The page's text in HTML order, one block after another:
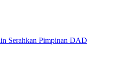
Serahkan Pimpinan DAD